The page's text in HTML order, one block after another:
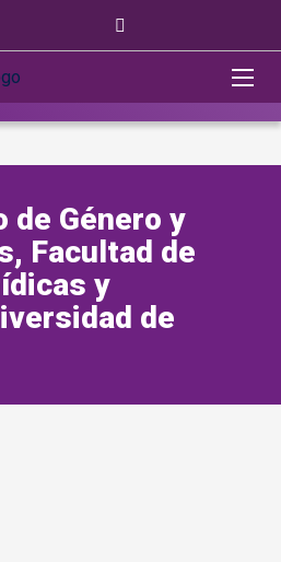
de Género y
Facultad de
y
de